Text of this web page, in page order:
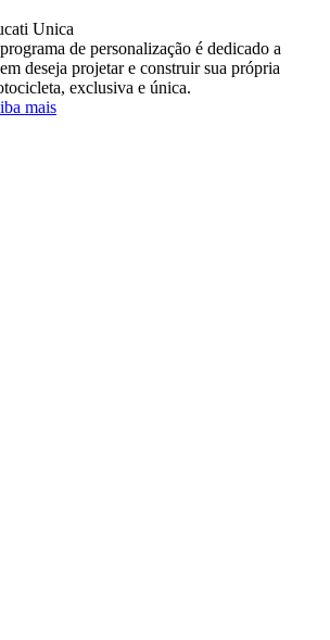
Unica
de personalização é dedicado a
deseja projetar e construir sua própria
exclusiva e única.
mais